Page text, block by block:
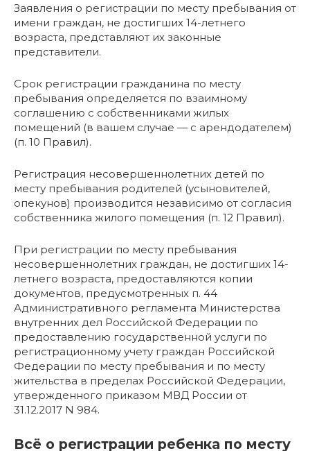
Заявления о регистрации по месту пребывания от
имени граждан, не достигших 14-летнего
возраста, представляют их законные
представители.
Срок регистрации гражданина по месту
пребывания определяется по взаимному
соглашению с собственниками жилых
помещений (в вашем случае — с арендодателем)
(п. 10 Правил).
Регистрация несовершеннолетних детей по
месту пребывания родителей (усыновителей,
опекунов) производится независимо от согласия
собственника жилого помещения (п. 12 Правил).
При регистрации по месту пребывания
несовершеннолетних граждан, не достигших 14-
летнего возраста, предоставляются копии
документов, предусмотренных п. 44
Административного регламента Министерства
внутренних дел Российской Федерации по
предоставлению государственной услуги по
регистрационному учету граждан Российской
Федерации по месту пребывания и по месту
жительства в пределах Российской Федерации,
утвержденного приказом МВД России от
31.12.2017 N 984.
Всё о регистрации ребенка по месту